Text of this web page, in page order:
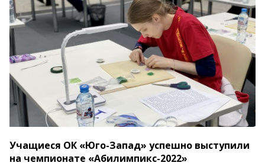
Учащиеся ОК «Юго-Запад» успешно выступили
на чемпионате «Абилимпикс-2022»